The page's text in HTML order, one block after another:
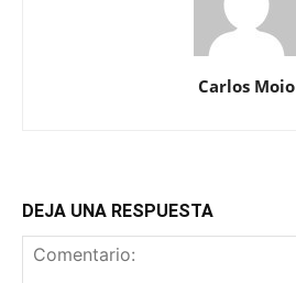
Carlos Moio
DEJA UNA RESPUESTA